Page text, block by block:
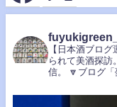
【日本酒ブログ
られて美酒探訪。
信。
🔽ブログ